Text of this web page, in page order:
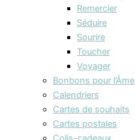
Remercier
Séduire
Sourire
Toucher
Voyager
Bonbons pour l’Âme
Calendriers
Cartes de souhaits
Cartes postales